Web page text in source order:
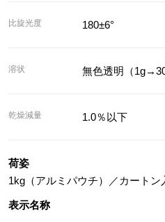
比旋光度 180±6°
溶状 無色透明（
乾燥減量 1.0％以下
荷姿
1kg（アルミパウチ）／カートン
表示名称